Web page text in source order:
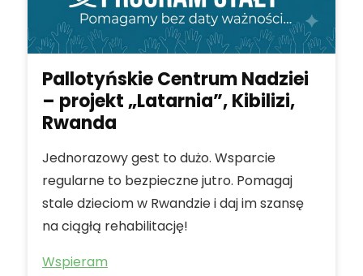
Pallotyńskie Centrum Nadziei
– projekt „Latarnia”, Kibilizi,
Rwanda
Jednorazowy gest to dużo. Wsparcie
regularne to bezpieczne jutro. Pomagaj
stale dzieciom w Rwandzie i daj im szansę
na ciągłą rehabilitację!
Wspieram